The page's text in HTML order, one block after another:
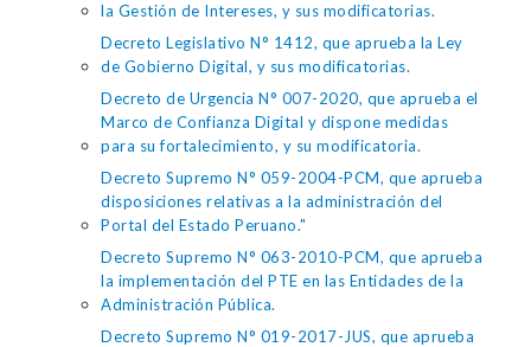
la Gestión de Intereses, y sus modificatorias.
Decreto Legislativo N° 1412, que aprueba la Ley
de Gobierno Digital, y sus modificatorias.
Decreto de Urgencia N° 007-2020, que aprueba el
Marco de Confianza Digital y dispone medidas
para su fortalecimiento, y su modificatoria.
Decreto Supremo N° 059-2004-PCM, que aprueba
disposiciones relativas a la administración del
Portal del Estado Peruano."
Decreto Supremo N° 063-2010-PCM, que aprueba
la implementación del PTE en las Entidades de la
Administración Pública.
Decreto Supremo N° 019-2017-JUS, que aprueba